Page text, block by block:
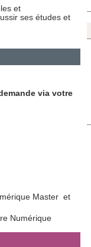
et
ses études et
via votre
Master et
Numérique